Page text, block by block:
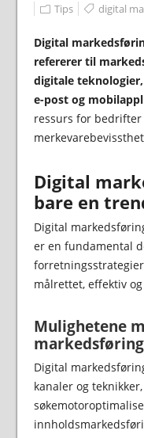
Tips digital
Digital
refererer til
digitale
e-post og
ressurs for bedrifter
Digital
bare en
Digital
er en fundamental
målrettet, effektiv
Mulighetene
markedsføring
Digital
kanaler og